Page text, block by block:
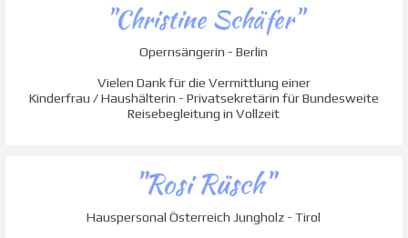
"Christine Schäfer"
Opernsängerin - Berlin
Vielen Dank für die Vermittlung einer
Kinderfrau / Haushälterin - Privatsekretärin für Bundesweite
Reisebegleitung in Vollzeit
"Rosi Rüsch"
Hauspersonal Österreich Jungholz - Tirol